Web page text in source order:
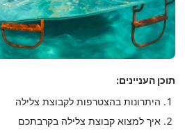
תוכן העניינים:
היתרונות בהצטרפות לקבוצת צלילה
איך למצוא קבוצת צלילה בקרבתכם